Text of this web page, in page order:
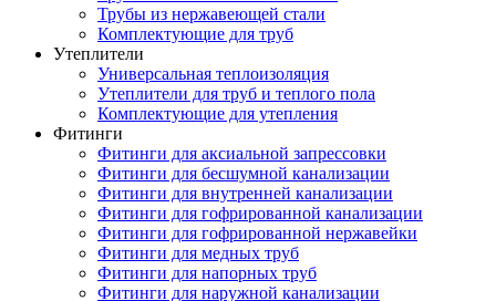
Трубы из нержавеющей стали
Комплектующие для труб
Утеплители
Универсальная теплоизоляция
Утеплители для труб и теплого пола
Комплектующие для утепления
Фитинги
Фитинги для аксиальной запрессовки
Фитинги для бесшумной канализации
Фитинги для внутренней канализации
Фитинги для гофрированной канализации
Фитинги для гофрированной нержавейки
Фитинги для медных труб
Фитинги для напорных труб
Фитинги для наружной канализации